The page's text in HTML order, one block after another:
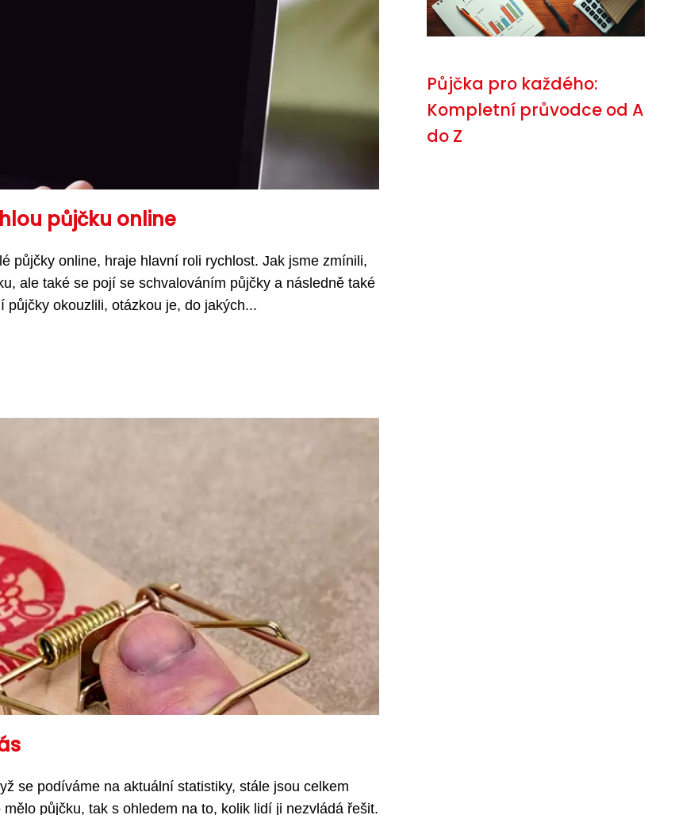
půjčku online
půjčky online, hraje hlavní roli rychlost. Jak jsme zmínili,
ale také se pojí se schvalováním půjčky a následně také
okouzlili, otázkou je, do jakých...
se podíváme na aktuální statistiky, stále jsou celkem
půjčku, tak s ohledem na to, kolik lidí ji nezvládá řešit.
Půjčka pro každého:
Kompletní průvodce od A
do Z